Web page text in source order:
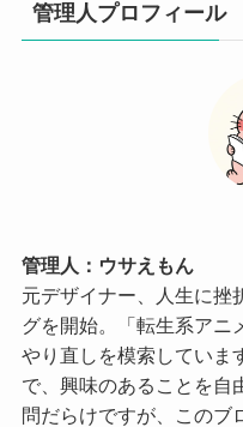
管理人プロフィール
管理人：ウサえもん
元デザイナー、人生に挫
グを開始。「転生系アニ
やり直しを模索していま
で、興味のあることを自
問だらけですが、このブ